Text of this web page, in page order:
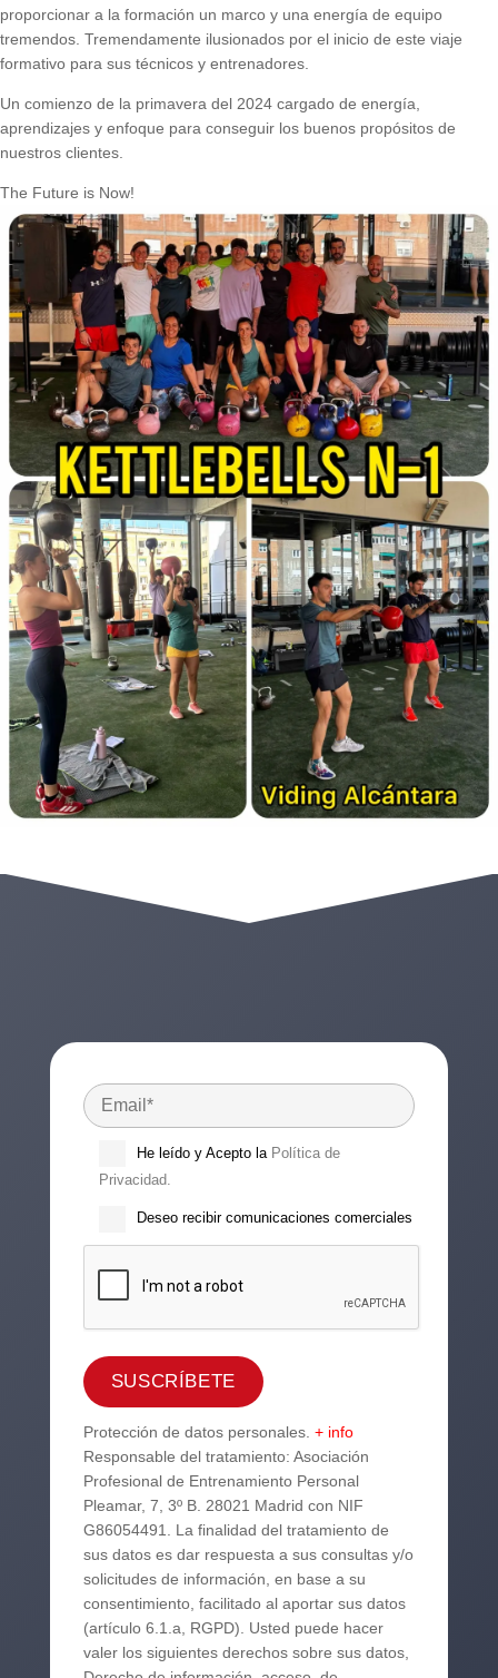
proporcionar a la formación un marco y una energía de equipo
tremendos. Tremendamente ilusionados por el inicio de este viaje
formativo para sus técnicos y entrenadores.
Un comienzo de la primavera del 2024 cargado de energía,
aprendizajes y enfoque para conseguir los buenos propósitos de
nuestros clientes.
The Future is Now!
He leído y Acepto la Política de
Privacidad.
Deseo recibir comunicaciones comerciales
Protección de datos personales. + info
Responsable del tratamiento: Asociación
Profesional de Entrenamiento Personal
Pleamar, 7, 3º B. 28021 Madrid con NIF
G86054491. La finalidad del tratamiento de
sus datos es dar respuesta a sus consultas y/o
solicitudes de información, en base a su
consentimiento, facilitado al aportar sus datos
(artículo 6.1.a, RGPD). Usted puede hacer
valer los siguientes derechos sobre sus datos,